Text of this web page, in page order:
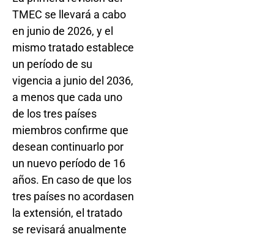
TMEC se llevará a cabo
en junio de 2026, y el
mismo tratado establece
un período de su
vigencia a junio del 2036,
a menos que cada uno
de los tres países
miembros confirme que
desean continuarlo por
un nuevo período de 16
años. En caso de que los
tres países no acordasen
la extensión, el tratado
se revisará anualmente